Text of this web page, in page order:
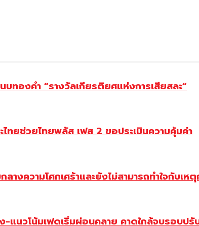
องคำ “รางวัลเกียรติยศแห่งการเสียสละ”
ทยช่วยไทยพลัส เฟส 2 ขอประเมินความคุ้มค่า
งความโศกเศร้าและยังไม่สามารถทำใจกับเห
นวโน้มเฟดเริ่มผ่อนคลาย คาดใกล้จบรอบปรั